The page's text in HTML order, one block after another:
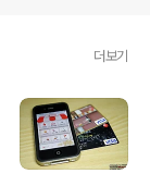
더보기